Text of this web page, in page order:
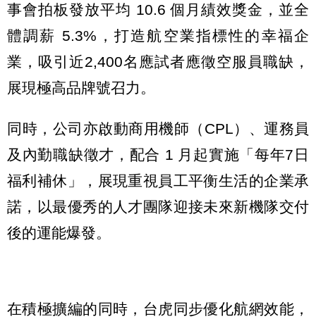
事會拍板發放平均 10.6 個月績效獎金，並全
體調薪 5.3%，打造航空業指標性的幸福企
業，吸引近2,400名應試者應徵空服員職缺，
展現極高品牌號召力。
同時，公司亦啟動商用機師（CPL）、運務員
及內勤職缺徵才，配合 1 月起實施「每年7日
福利補休」，展現重視員工平衡生活的企業承
諾，以最優秀的人才團隊迎接未來新機隊交付
後的運能爆發。
在積極擴編的同時，台虎同步優化航網效能，